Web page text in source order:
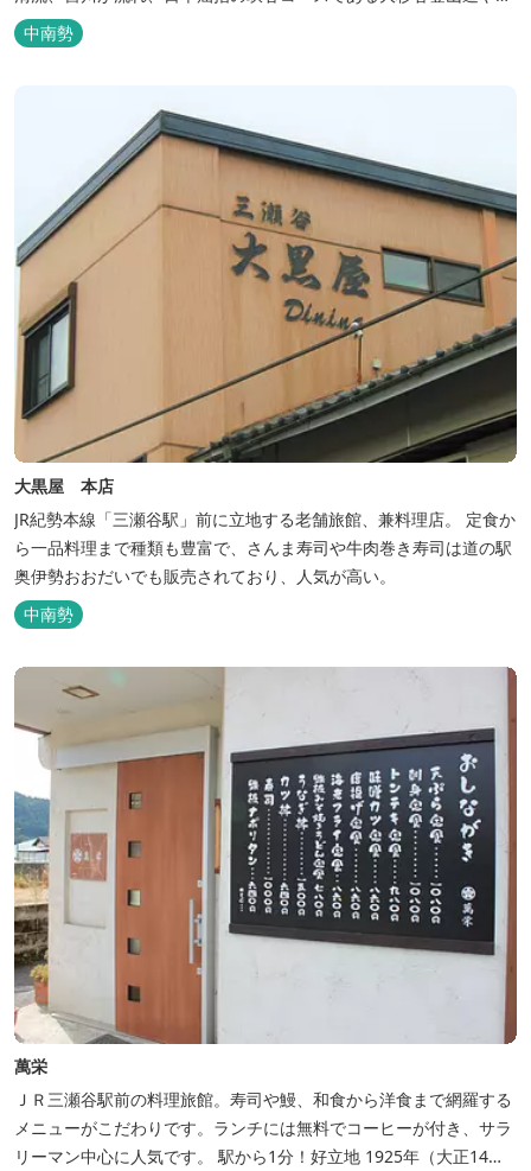
登山初心者から楽しめる総門山など、表情豊かな山々が連なりま
す。 日本の滝百選に選ばれている七ッ釜滝など、大自然が作り出す
点として、当ホテルは快適さを追...
中南勢
大黒屋 本店
JR紀勢本線「三瀬谷駅」前に立地する老舗旅館、兼料理店。 定食か
ら一品料理まで種類も豊富で、さんま寿司や牛肉巻き寿司は道の駅
奥伊勢おおだいでも販売されており、人気が高い。
中南勢
萬栄
ＪＲ三瀬谷駅前の料理旅館。寿司や鰻、和食から洋食まで網羅する
メニューがこだわりです。ランチには無料でコーヒーが付き、サラ
リーマン中心に人気です。 駅から1分！好立地 1925年（大正14